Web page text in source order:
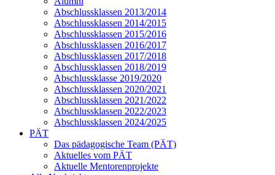
Abschlussklassen 2013/2014
Abschlussklassen 2014/2015
Abschlussklassen 2015/2016
Abschlussklassen 2016/2017
Abschlussklassen 2017/2018
Abschlussklassen 2018/2019
Abschlussklasse 2019/2020
Abschlussklassen 2020/2021
Abschlussklassen 2021/2022
Abschlussklassen 2022/2023
Abschlussklassen 2024/2025
PÄT
Das pädagogische Team (PÄT)
Aktuelles vom PÄT
Aktuelle Mentorenprojekte